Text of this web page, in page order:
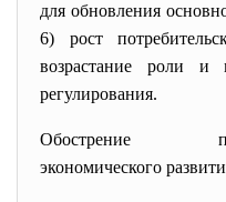
для обновления
6) рост
возрастание роли и
регулирования.
Обострение
экономического